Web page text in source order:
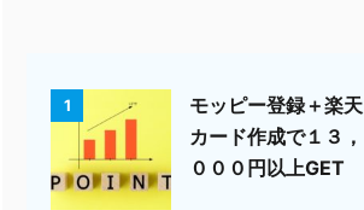
1
モッピー登録＋楽天
カード作成で１３，
０００円以上GET